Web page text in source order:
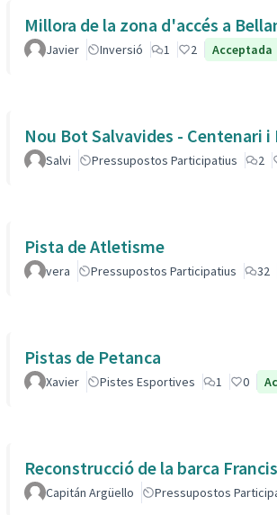
Millora de la zona d'accés a
Javier Inversió 1 2 Acceptada
Nou Bot Salvavides - Centenari
Salvi Pressupostos Participatius 2
Pista de Atletisme
vera Pressupostos Participatius 32
Pistas de Petanca
Xavier Pistes Esportives 1 0
Reconstrucció de la barca
Capitán Argüello Pressupostos